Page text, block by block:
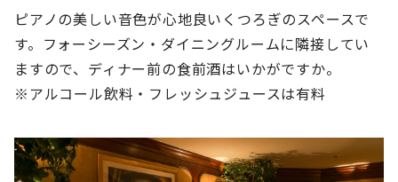
ピアノの美しい音色が心地良いくつろぎのスペースで
す。フォーシーズン・ダイニングルームに隣接してい
ますので、ディナー前の食前酒はいかがですか。
※アルコール飲料・フレッシュジュースは有料